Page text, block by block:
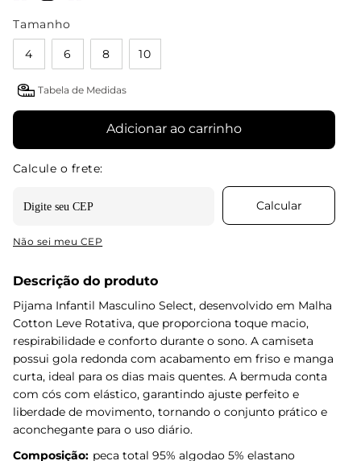
Tamanho
4 6 8 10
Tabela de Medidas
Adicionar ao carrinho
Não sei meu CEP
Descrição do produto
Pijama Infantil Masculino Select, desenvolvido em Malha
Cotton Leve Rotativa, que proporciona toque macio,
respirabilidade e conforto durante o sono. A camiseta
possui gola redonda com acabamento em friso e manga
curta, ideal para os dias mais quentes. A bermuda conta
com cós com elástico, garantindo ajuste perfeito e
liberdade de movimento, tornando o conjunto prático e
aconchegante para o uso diário.
Composição: peca total 95% algodao 5% elastano